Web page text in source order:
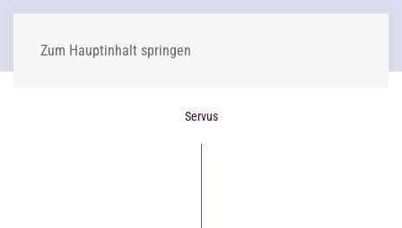
Zum Hauptinhalt springen
Servus